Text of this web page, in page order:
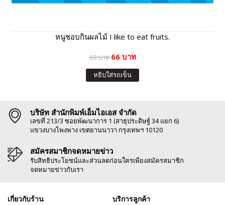
หนูชอบกินผลไม้ I like to eat fruits.
69 บาท66 บาท
หยิบใส่รถเข็น
บริษัท สำนักพิมพ์เอ็มไอเอส จำกัด
เลขที่ 213/3 ซอยพัฒนาการ 1 (สาธุประดิษฐ์ 34 แยก 6)
แขวงบางโพงพาง เขตยานนาวา กรุงเทพฯ 10120
สมัครสมาชิกจดหมายข่าว
รับสิทธิประโยชน์และส่วนลดก่อนใครเพียงสมัครสมาชิก
จดหมายข่าวกับเรา
เกี่ยวกับร้าน บริการลูกค้า